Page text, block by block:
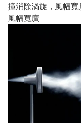
撞消除渦旋，風幅寬
風幅寬廣